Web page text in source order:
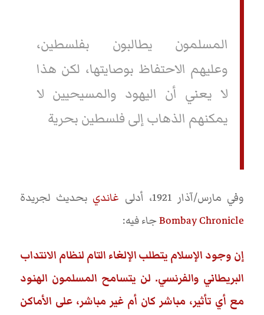
المسلمون يطالبون بفلسطين،
وعليهم الاحتفاظ بوصايتها، لكن هذا
لا يعني أن اليهود والمسيحيين لا
يمكنهم الذهاب إلى فلسطين بحرية
وفي مارس/آذار 1921، أدلى غاندي بحديث لجريدة
Bombay Chronicleجاء فيه:
إن وجود الإسلام يتطلب الإلغاء التام لنظام الانتداب
البريطاني والفرنسي. لن يتسامح المسلمون الهنود
مع أي تأثير، مباشر كان أم غير مباشر، على الأماكن